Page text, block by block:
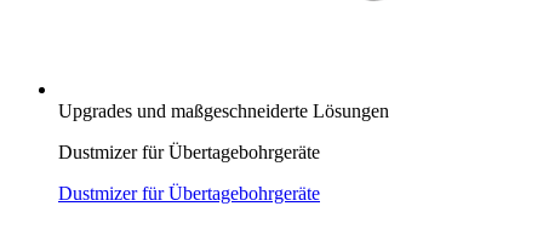
Upgrades und maßgeschneiderte Lösungen
Dustmizer für Übertagebohrgeräte
Dustmizer für Übertagebohrgeräte